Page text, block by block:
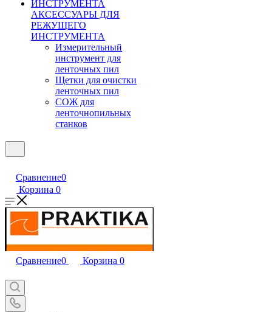
АКСЕССУАРЫ ДЛЯ
РЕЖУЩЕГО
ИНСТРУМЕНТА
Измерительный
инструмент для
ленточных пил
Щетки для очистки
ленточных пил
СОЖ для
ленточнопильных
станков
Сравнение0
Корзина 0
Сравнение0 Корзина 0